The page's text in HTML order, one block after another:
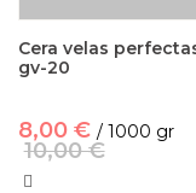
Cera velas
gv-20
8,00 € / 1000 gr
10,00 €